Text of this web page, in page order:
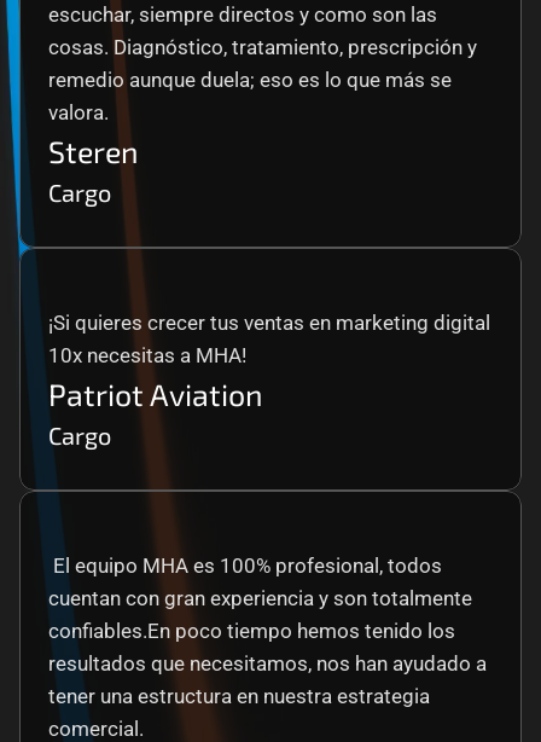
escuchar, siempre directos y como son las
cosas. Diagnóstico, tratamiento, prescripción y
remedio aunque duela; eso es lo que más se
valora.
Steren
Cargo
¡Si quieres crecer tus ventas en marketing digital
10x necesitas a MHA!
Patriot Aviation
Cargo
cuentan con gran experiencia y son totalmente
confiables.En poco tiempo hemos tenido los
resultados que necesitamos, nos han ayudado a
tener una estructura en nuestra estrategia
comercial.